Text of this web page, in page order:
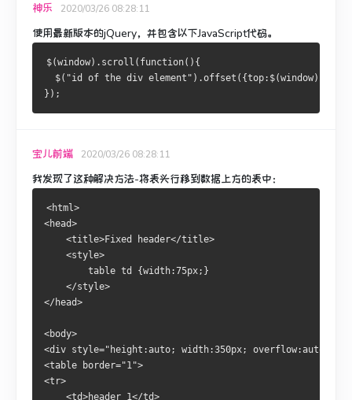
神乐 2020/03/26 08:28:11
使用最新版本的jQuery，并包含以下JavaScript代码。
$(window).scroll(function(){
$("id of the div
});
宝儿前端 2020/03/26 08:28:11
我发现了这种解决方法-将表头行移到数据上方的表中：
<html>
<head>
	<title>Fixed header</title>
	<style>
		table td {width:75px;}
	</style>
</head>
<body>
<div style="height:auto; width:350px; overflow:auto">
<table border="1">
<tr>
	<td>header 1</td>